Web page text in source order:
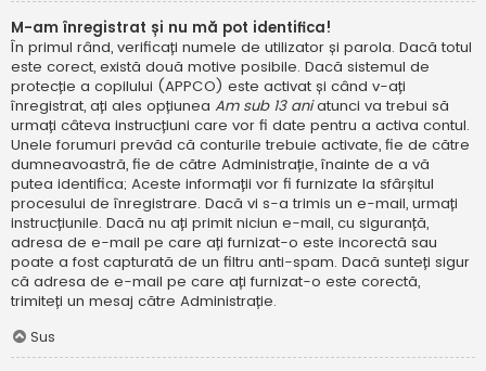
M-am înregistrat și nu mă pot identifica!
În primul rând, verificați numele de utilizator și parola. Dacă totul
este corect, există două motive posibile. Dacă sistemul de
protecție a copilului (APPCO) este activat și când v-ați
înregistrat, ați ales opțiunea Am sub 13 aniatunci va trebui să
urmați câteva instrucțiuni care vor fi date pentru a activa contul.
Unele forumuri prevăd că conturile trebuie activate, fie de către
dumneavoastră, fie de către Administrație, înainte de a vă
putea identifica; Aceste informații vor fi furnizate la sfârșitul
procesului de înregistrare. Dacă vi s-a trimis un e-mail, urmați
instrucțiunile. Dacă nu ați primit niciun e-mail, cu siguranță,
adresa de e-mail pe care ați furnizat-o este incorectă sau
poate a fost capturată de un filtru anti-spam. Dacă sunteți sigur
că adresa de e-mail pe care ați furnizat-o este corectă,
trimiteți un mesaj către Administrație.
Sus